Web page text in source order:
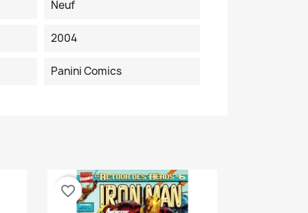
Neuf
2004
Panini Comics
favorite_border